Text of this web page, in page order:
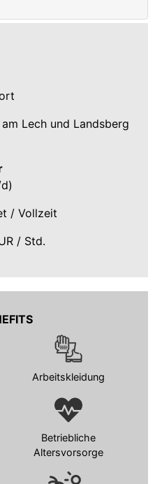
Lech und Landsberg
/ Vollzeit
/ Std.
Arbeitskleidung
Betriebliche
Altersvorsorge